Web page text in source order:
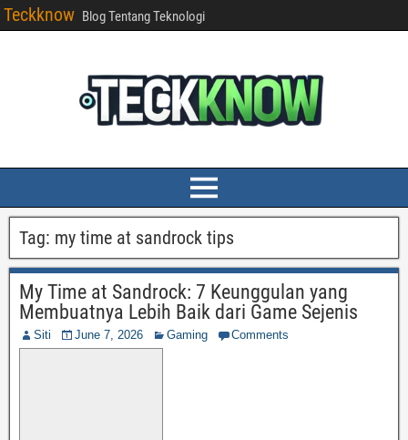
Teckknow Blog Tentang Teknologi
Tag: my time at sandrock tips
My Time at Sandrock: 7 Keunggulan yang
Membuatnya Lebih Baik dari Game Sejenis
Siti June 7, 2026 Gaming Comments